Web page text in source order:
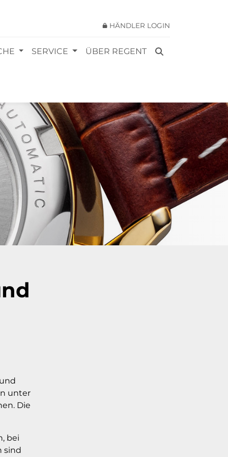
HÄNDLER LOGIN
SERVICE ÜBER REGENT
SEARCH
FOR:
unter
Die
bei
sind